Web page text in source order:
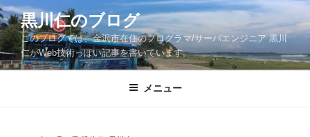
コ
ン
テ
ン
ツ
黒川仁のブログ
このブログでは、金沢市在住のプログラマ/サーバエンジニア 黒川
仁がWeb技術っぽい記事を書いています。
メニュー